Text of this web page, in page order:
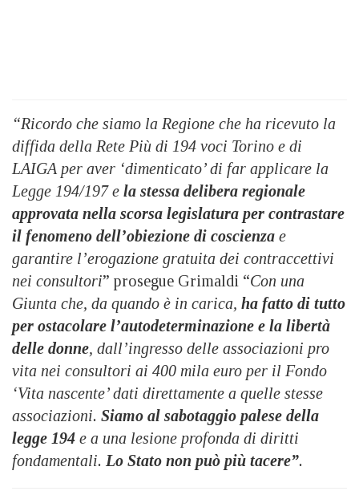
“Ricordo che siamo la Regione che ha ricevuto la
diffida della Rete Più di 194 voci Torino e di
LAIGA per aver ‘dimenticato’ di far applicare la
Legge 194/197 e la stessa delibera regionale
approvata nella scorsa legislatura per contrastare
il fenomeno dell’obiezione di coscienza e
garantire l’erogazione gratuita dei contraccettivi
nei consultori” prosegue Grimaldi “Con una
Giunta che, da quando è in carica, ha fatto di tutto
per ostacolare l’autodeterminazione e la libertà
delle donne, dall’ingresso delle associazioni pro
vita nei consultori ai 400 mila euro per il Fondo
‘Vita nascente’ dati direttamente a quelle stesse
associazioni. Siamo al sabotaggio palese della
legge 194 e a una lesione profonda di diritti
fondamentali. Lo Stato non può più tacere”.